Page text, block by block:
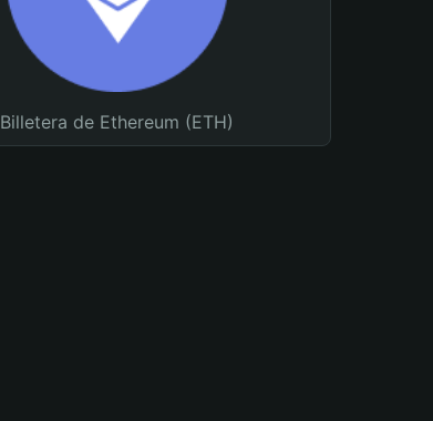
Billetera de Ethereum (ETH)